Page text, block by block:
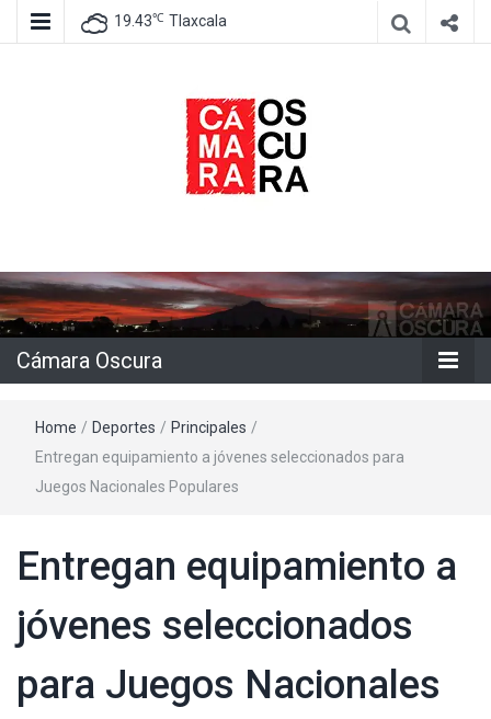
19.43℃ Tlaxcala
Cámara
Oscura
Cámara Oscura
Home / Deportes / Principales /
Entregan equipamiento a jóvenes seleccionados para
Juegos Nacionales Populares
Entregan equipamiento a
jóvenes seleccionados
para Juegos Nacionales